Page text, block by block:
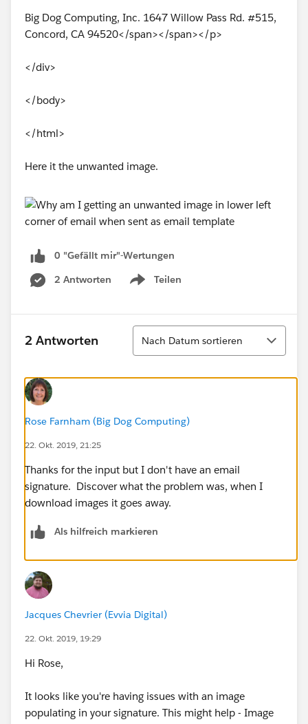
Big Dog Computing, Inc. 1647 Willow Pass Rd. #515,
Concord, CA 94520</span></span></p>
</div>
</body>
</html>
Here it the unwanted image.
0 "Gefällt mir"-Wertungen
2 Antworten
Teilen
Show menu
2 Antworten
Sortieren
Nach Datum sortieren
Rose Farnham (Big Dog Computing)
22. Okt. 2019, 21:25
Thanks for the input but I don't have an email
signature. Discover what the problem was, when I
download images it goes away.
Als hilfreich markieren
Jacques Chevrier (Evvia Digital)
22. Okt. 2019, 19:29
Hi Rose,
It looks like you're having issues with an image
populating in your signature. This might help - Image